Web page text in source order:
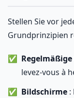
Stellen Sie vor
Grundprinzipien
levez-vous à
Bildschirme :